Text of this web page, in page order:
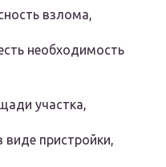
взлома,
необходимость
участка,
пристройки,